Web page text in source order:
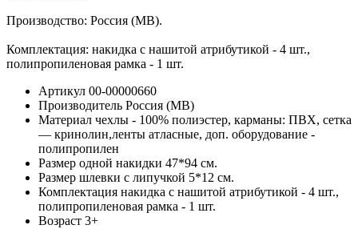
Производство: Россия (МВ).
Комплектация: накидка с нашитой атрибутикой - 4 шт.,
полипропиленовая рамка - 1 шт.
Артикул 00-00000660
Производитель Россия (МВ)
Материал чехлы - 100% полиэстер, карманы: ПВХ, сетка
— кринолин,ленты атласные, доп. оборудование -
полипропилен
Размер одной накидки 47*94 см.
Размер шлевки с липучкой 5*12 см.
Комплектация накидка с нашитой атрибутикой - 4 шт.,
полипропиленовая рамка - 1 шт.
Возраст 3+